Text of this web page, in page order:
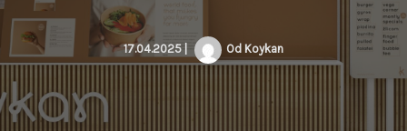
17.04.2025 Od Koykan